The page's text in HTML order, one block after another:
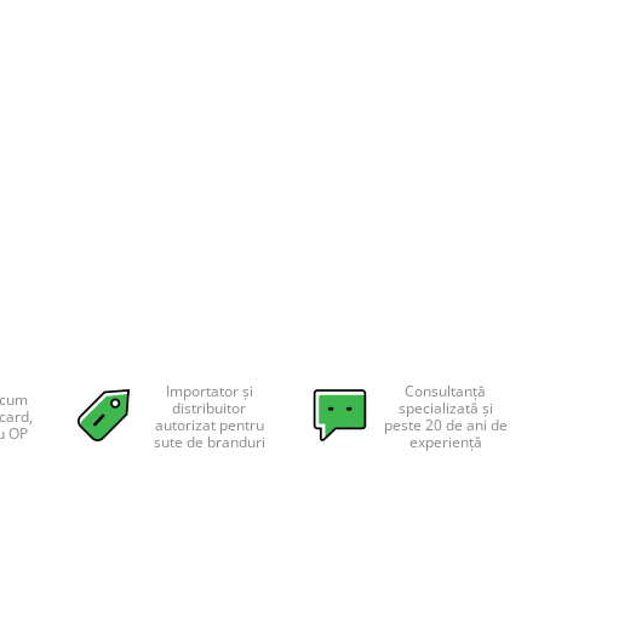
OP
Importator și
distribuitor
autorizat pentru
sute de branduri
Consultanță
specializată și
peste 20 de ani de
experiență